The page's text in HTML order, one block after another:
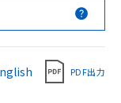
PDF出力